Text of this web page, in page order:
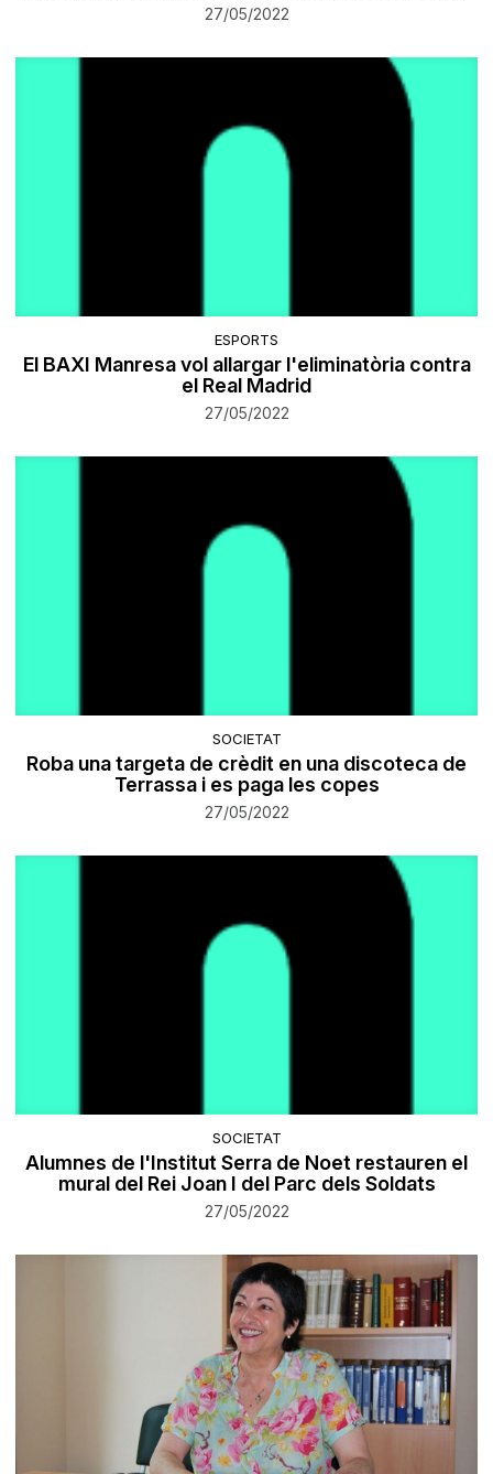
27/05/2022
ESPORTS
El BAXI Manresa vol allargar l'eliminatòria contra
el Real Madrid
27/05/2022
SOCIETAT
Roba una targeta de crèdit en una discoteca de
Terrassa i es paga les copes
27/05/2022
SOCIETAT
Alumnes de l'Institut Serra de Noet restauren el
mural del Rei Joan I del Parc dels Soldats
27/05/2022